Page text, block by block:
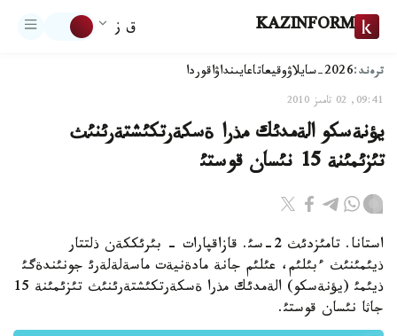
KAZINFORM ق ز
ترەند:2026-سايلاۋ وقيعاتاعايىنداۋاقوردا
09:41, 02 تامىز 2010
يؤنةسكو الةمدئك مذرا ةسكةرتكئشتةرئنئث
تئزئمئنة 15 نئسان قوستئ
استانا. تامئزدئث 2-سئ. قازاقپارات - بئرئككةن ذلتتار
ذيئمئنئث ءبئلئم، عئلئم جانة مادةنيةت ماسةلةلةرئ جونئندةگئ
ذيئمئ (يؤنةسكو) الةمدئك مذرا ةسكةرتكئشتةرئنئث تئزئمئنة 15
جاثا نئسان قوستئ.